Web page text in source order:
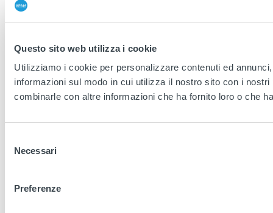
Questo sito web utilizza i cookie
Utilizziamo i cookie per personalizzare contenuti ed
informazioni sul modo in cui utilizza il nostro sito con i
combinarle con altre informazioni che ha fornito loro o che
delNecessari
Preferenze